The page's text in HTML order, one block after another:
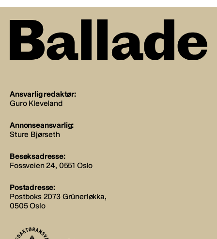
Ansvarlig redaktør:
Guro Kleveland
Annonseansvarlig:
Sture Bjørseth
Besøksadresse:
Fossveien 24, 0551 Oslo
Postadresse:
Postboks 2073 Grünerløkka,
0505 Oslo